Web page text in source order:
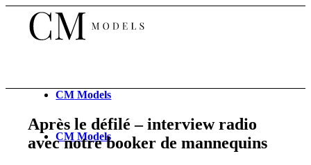
CM Models
CM Models
Après le défilé – interview radio
avec notre booker de mannequins